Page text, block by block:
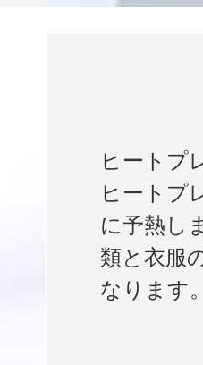
ヒートプ
ヒートプ
に予熱し
類と衣服
なります。